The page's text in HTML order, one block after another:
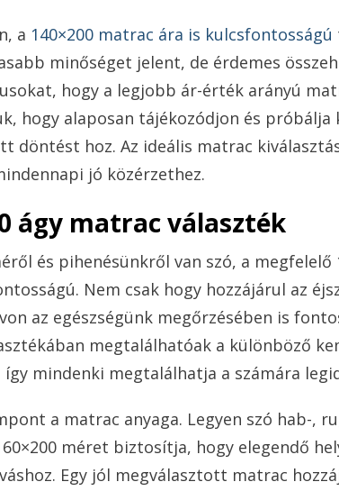
a 140×200 matrac ára is kulcsfontosságú
minőséget jelent, de érdemes
hogy a legjobb ár-érték arányú
hogy alaposan tájékozódjon és próbálja
döntést hoz. Az ideális matrac
jó közérzethez.
ágy matrac választék
és pihenésünkről van szó, a megfelelő
Nem csak hogy hozzájárul az
az egészségünk megőrzésében is
megtalálhatóak a különböző
mindenki megtalálhatja a számára
a matrac anyaga. Legyen szó hab-,
méret biztosítja, hogy elegendő
Egy jól megválasztott matrac